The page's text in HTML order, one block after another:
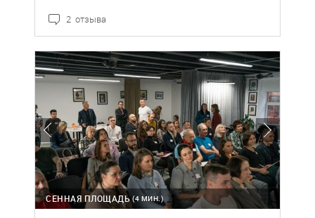
2 отзыва
(4 МИН.)
СЕННАЯ ПЛОЩАДЬ